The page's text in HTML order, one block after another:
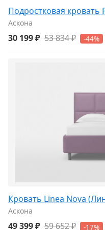
Подростковая
Аскона
30 199 ₽ 53 834 ₽ -44%
Кровать Linea Nova
Аскона
49 399 ₽ 59 652 ₽ -17%